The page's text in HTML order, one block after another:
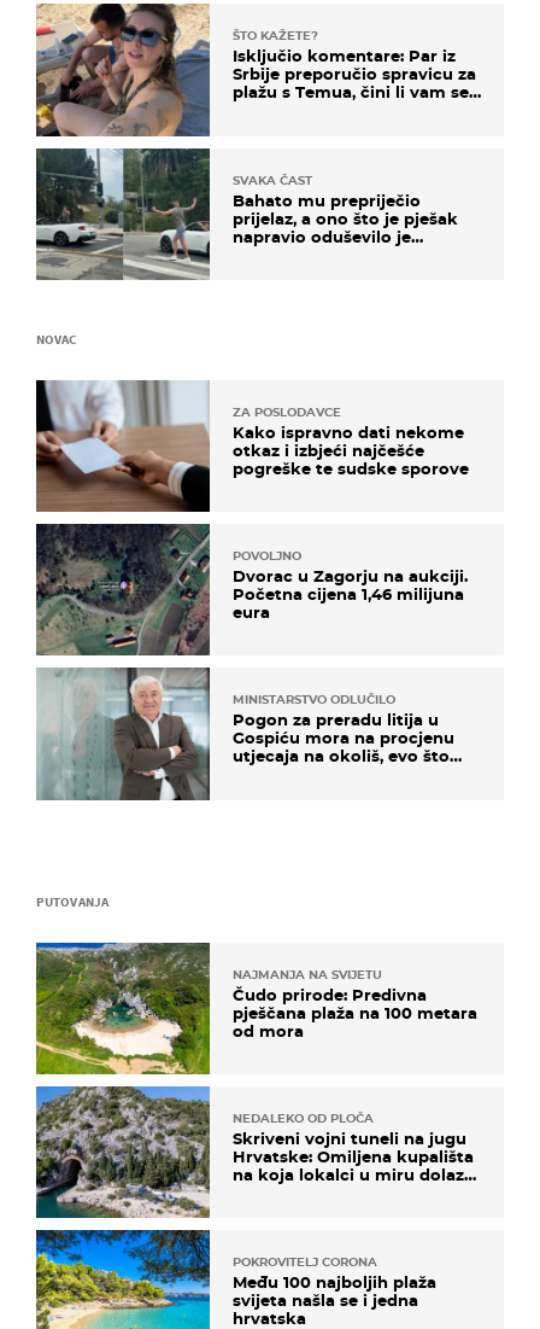
ŠTO KAŽETE?
Isključio komentare: Par iz
Srbije preporučio spravicu za
plažu s Temua, čini li vam se
SVAKA ČAST
Bahato mu prepriječio
prijelaz, a ono što je pješak
napravio oduševilo je
PUTOVANJA
NAJMANJA NA SVIJETU
Čudo prirode: Predivna
pješčana plaža na 100 metara
od mora
NEDALEKO OD PLOČA
Skriveni vojni tuneli na jugu
Hrvatske: Omiljena kupališta
na koja lokalci u miru dolaze
POKROVITELJ CORONA
Među 100 najboljih plaža
svijeta našla se i jedna
hrvatska
NOVAC
ZA POSLODAVCE
Kako ispravno dati nekome
otkaz i izbjeći najčešće
pogreške te sudske sporove
POVOLJNO
Dvorac u Zagorju na aukciji.
Početna cijena 1,46 milijuna
eura
MINISTARSTVO ODLUČILO
Pogon za preradu litija u
Gospiću mora na procjenu
utjecaja na okoliš, evo što